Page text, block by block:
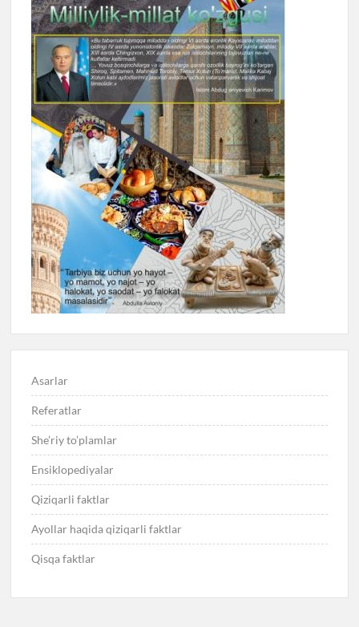
Asarlar
Referatlar
She’riy to’plamlar
Ensiklopediyalar
Qiziqarli faktlar
Ayollar haqida qiziqarli faktlar
Qisqa faktlar